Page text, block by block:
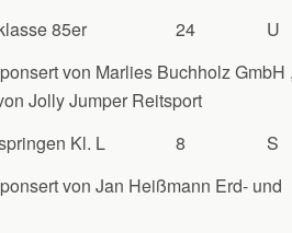
85er 24
U
von Marlies Buchholz GmbH
Jolly Jumper Reitsport
Kl. L 8
S
von Jan Heißmann Erd- und